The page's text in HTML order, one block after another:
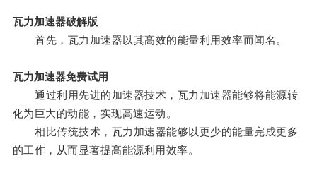
瓦力加速器破解版
首先，瓦力加速器以其高效的能量利用效率而闻名。
瓦力加速器免费试用
通过利用先进的加速器技术，瓦力加速器能够将能源转
化为巨大的动能，实现高速运动。
相比传统技术，瓦力加速器能够以更少的能量完成更多
的工作，从而显著提高能源利用效率。